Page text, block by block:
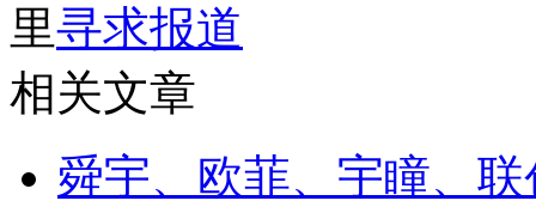
里寻求报道
相关文章
舜宇、欧菲、宇瞳、